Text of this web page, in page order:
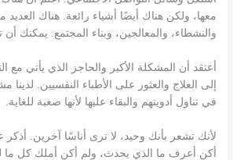
معها، ولكن هناك أيضًا أشياء رائعة. هناك العديد
والنشطاء، والمعالجين، وبناء المجتمع. يمكنك
أعتقد أن المشكلة الأكبر والحاجز الذي يأتي
إلى العلاج والعثور على الأطباء النفسيين.
في تناول أدويتهم والبقاء عليها لأنها صعبة للغاية.
لأنك تشعر بأنك وحيد، لا ترى أناسًا آخرين.
أكن أعرف ما الذي يحدث، ولم أكن أملك كل ما